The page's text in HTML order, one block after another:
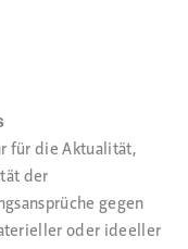
für die Aktualität,
der
gegen
oder ideeller